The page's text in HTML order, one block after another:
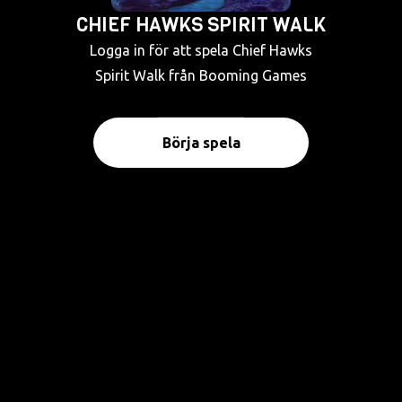
CHIEF HAWKS SPIRIT WALK
Logga in för att spela Chief Hawks
Spirit Walk från Booming Games
Börja spela